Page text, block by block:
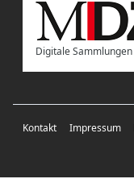
Digitale Sammlungen
Kontakt Impressum